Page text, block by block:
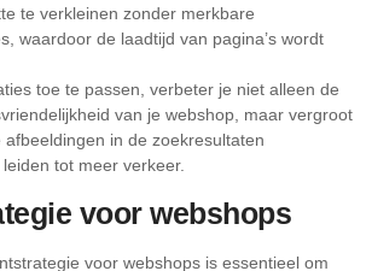
te verkleinen zonder merkbare
waardoor de laadtijd van pagina’s wordt
toe te passen, verbeter je niet alleen de
van je webshop, maar vergroot
in de zoekresultaten
tot meer verkeer.
voor webshops
voor webshops is essentieel om